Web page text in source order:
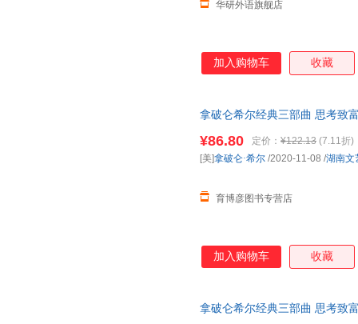
华研外语旗舰店
加入购物车 收藏
拿破仑希尔经典三部曲 思考致
¥86.80 定价： ¥122.13 (7.11折)
育博彦图书专营店
[美]拿破仑·希尔 /2020-11-08 /湖南文
加入购物车 收藏
拿破仑希尔经典三部曲 思考致